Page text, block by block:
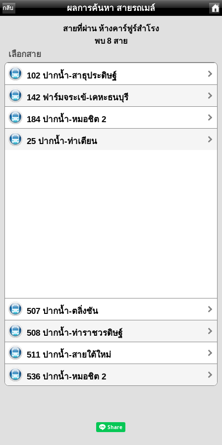
กลับ ผลการค้นหา สายรถเมล์
สายที่ผ่าน ห้างคาร์ฟูร์สำโรง
พบ 8 สาย
เลือกสาย
102 ปากน้ำ-สาธุประดิษฐ์
142 ฟาร์มจระเข้-เคหะธนบุรี
184 ปากน้ำ-หมอชิต 2
25 ปากน้ำ-ท่าเตียน
507 ปากน้ำ-ตลิ่งชัน
508 ปากน้ำ-ท่าราชวรดิษฐ์
511 ปากน้ำ-สายใต้ใหม่
536 ปากน้ำ-หมอชิต 2